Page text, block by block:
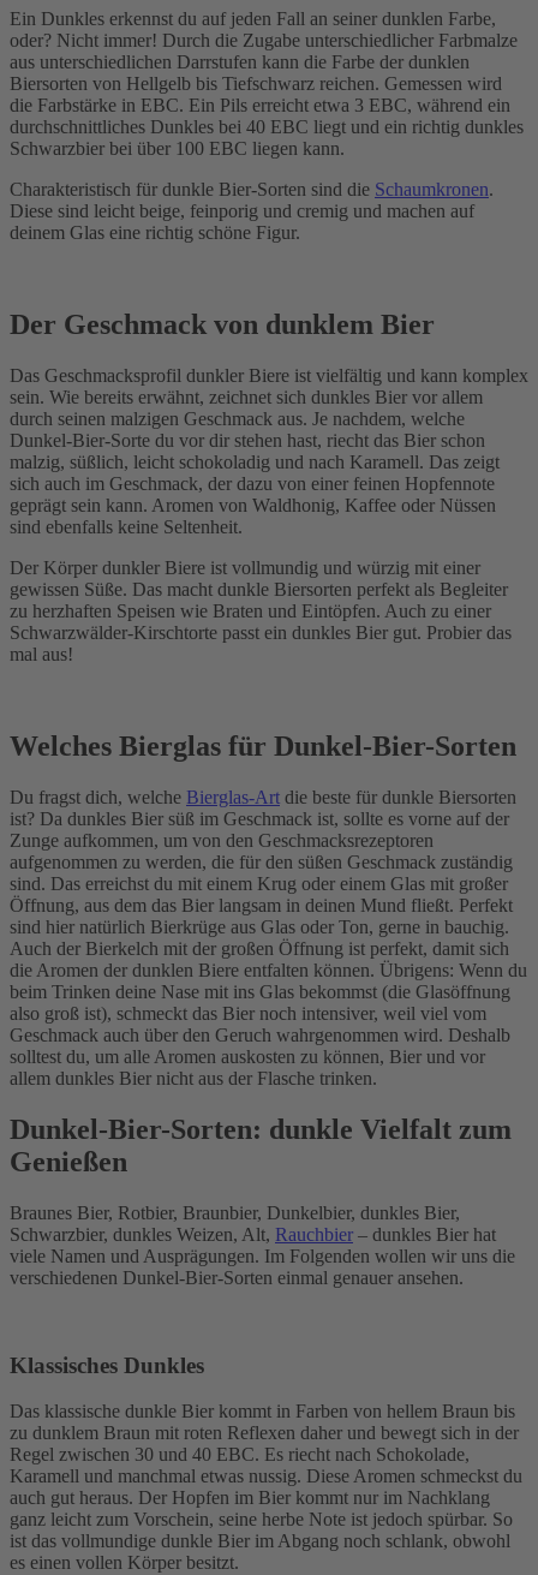
Ein Dunkles erkennst du auf jeden Fall an seiner dunklen Farbe,
oder? Nicht immer! Durch die Zugabe unterschiedlicher Farbmalze
aus unterschiedlichen Darrstufen kann die Farbe der dunklen
Biersorten von Hellgelb bis Tiefschwarz reichen. Gemessen wird
die Farbstärke in EBC. Ein Pils erreicht etwa 3 EBC, während ein
durchschnittliches Dunkles bei 40 EBC liegt und ein richtig dunkles
Schwarzbier bei über 100 EBC liegen kann.
Charakteristisch für dunkle Bier-Sorten sind die Schaumkronen.
Diese sind leicht beige, feinporig und cremig und machen auf
deinem Glas eine richtig schöne Figur.
Der Geschmack von dunklem Bier
Das Geschmacksprofil dunkler Biere ist vielfältig und kann komplex
sein. Wie bereits erwähnt, zeichnet sich dunkles Bier vor allem
durch seinen malzigen Geschmack aus. Je nachdem, welche
Dunkel-Bier-Sorte du vor dir stehen hast, riecht das Bier schon
malzig, süßlich, leicht schokoladig und nach Karamell. Das zeigt
sich auch im Geschmack, der dazu von einer feinen Hopfennote
geprägt sein kann. Aromen von Waldhonig, Kaffee oder Nüssen
sind ebenfalls keine Seltenheit.
Der Körper dunkler Biere ist vollmundig und würzig mit einer
gewissen Süße. Das macht dunkle Biersorten perfekt als Begleiter
zu herzhaften Speisen wie Braten und Eintöpfen. Auch zu einer
Schwarzwälder-Kirschtorte passt ein dunkles Bier gut. Probier das
mal aus!
Welches Bierglas für Dunkel-Bier-Sorten
Du fragst dich, welche Bierglas-Art die beste für dunkle Biersorten
ist? Da dunkles Bier süß im Geschmack ist, sollte es vorne auf der
Zunge aufkommen, um von den Geschmacksrezeptoren
aufgenommen zu werden, die für den süßen Geschmack zuständig
sind. Das erreichst du mit einem Krug oder einem Glas mit großer
Öffnung, aus dem das Bier langsam in deinen Mund fließt. Perfekt
sind hier natürlich Bierkrüge aus Glas oder Ton, gerne in bauchig.
Auch der Bierkelch mit der großen Öffnung ist perfekt, damit sich
die Aromen der dunklen Biere entfalten können. Übrigens: Wenn du
beim Trinken deine Nase mit ins Glas bekommst (die Glasöffnung
also groß ist), schmeckt das Bier noch intensiver, weil viel vom
Geschmack auch über den Geruch wahrgenommen wird. Deshalb
solltest du, um alle Aromen auskosten zu können, Bier und vor
allem dunkles Bier nicht aus der Flasche trinken.
Dunkel-Bier-Sorten: dunkle Vielfalt zum
Genießen
Braunes Bier, Rotbier, Braunbier, Dunkelbier, dunkles Bier,
Schwarzbier, dunkles Weizen, Alt, Rauchbier – dunkles Bier hat
viele Namen und Ausprägungen. Im Folgenden wollen wir uns die
verschiedenen Dunkel-Bier-Sorten einmal genauer ansehen.
Klassisches Dunkles
Das klassische dunkle Bier kommt in Farben von hellem Braun bis
zu dunklem Braun mit roten Reflexen daher und bewegt sich in der
Regel zwischen 30 und 40 EBC. Es riecht nach Schokolade,
Karamell und manchmal etwas nussig. Diese Aromen schmeckst du
auch gut heraus. Der Hopfen im Bier kommt nur im Nachklang
ganz leicht zum Vorschein, seine herbe Note ist jedoch spürbar. So
ist das vollmundige dunkle Bier im Abgang noch schlank, obwohl
es einen vollen Körper besitzt.